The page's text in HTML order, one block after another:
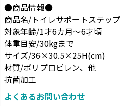
●商品情報●
商品名/トイレサポートステップ
対象年齢/1才6カ月～6才頃
体重目安/30kgまで
サイズ/36×30.5×25H(cm)
材質/ポリプロピレン、他
抗菌加工
よくあるお問い合わせ